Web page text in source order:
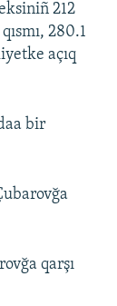
212
280.1
açıq
bir
qarşı